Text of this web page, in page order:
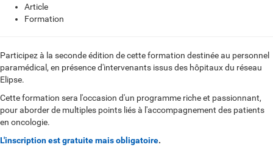
Article
Formation
Participez à la seconde édition de cette formation destinée au personnel
paramédical, en présence d'intervenants issus des hôpitaux du réseau
Elipse.
Cette formation sera l'occasion d'un programme riche et passionnant,
pour aborder de multiples points liés à l'accompagnement des patients
en oncologie.
L'inscription est gratuite mais obligatoire.